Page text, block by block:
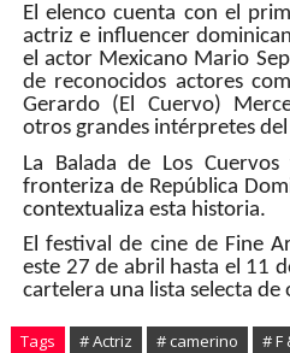
El elenco cuenta con el
actriz e influencer
el actor Mexicano Mario
de reconocidos actores
Gerardo (El Cuervo)
otros grandes intérpretes
La Balada de Los
fronteriza de República
contextualiza esta historia.
El festival de cine de Fine
este 27 de abril hasta el 11
cartelera una lista selecta de
Tags # Actriz # camerino # F